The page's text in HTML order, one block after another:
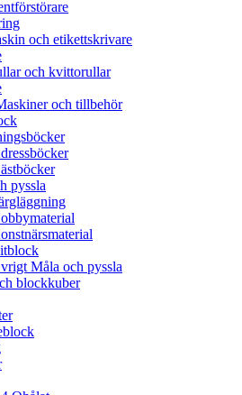
och etikettskrivare
och kvittorullar
och tillbehör
pyssla
Måla och pyssla
blockkuber